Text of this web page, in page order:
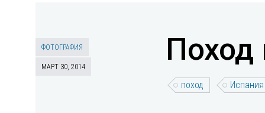
ФОТОГРАФИЯ
МАРТ 30, 2014 Поход
поход Испания